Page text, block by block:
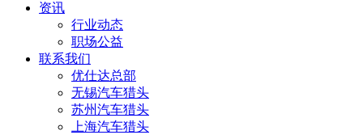
资讯
行业动态
职场公益
联系我们
优仕达总部
无锡汽车猎头
苏州汽车猎头
上海汽车猎头